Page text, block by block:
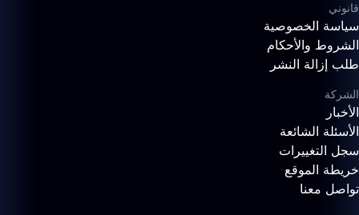
قانوني
سياسة الخصوصية
الشروط والأحكام
طلب إزالة النشر
الشركة
الأخبار
الأسئلة الشائعة
سجل التغييرات
خريطة الموقع
تواصل معنا